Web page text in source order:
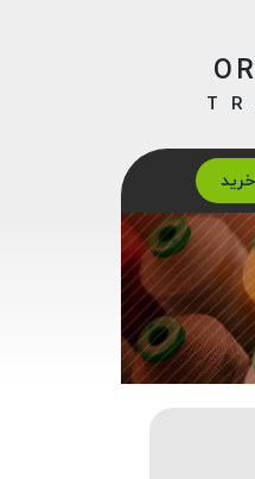
تهران